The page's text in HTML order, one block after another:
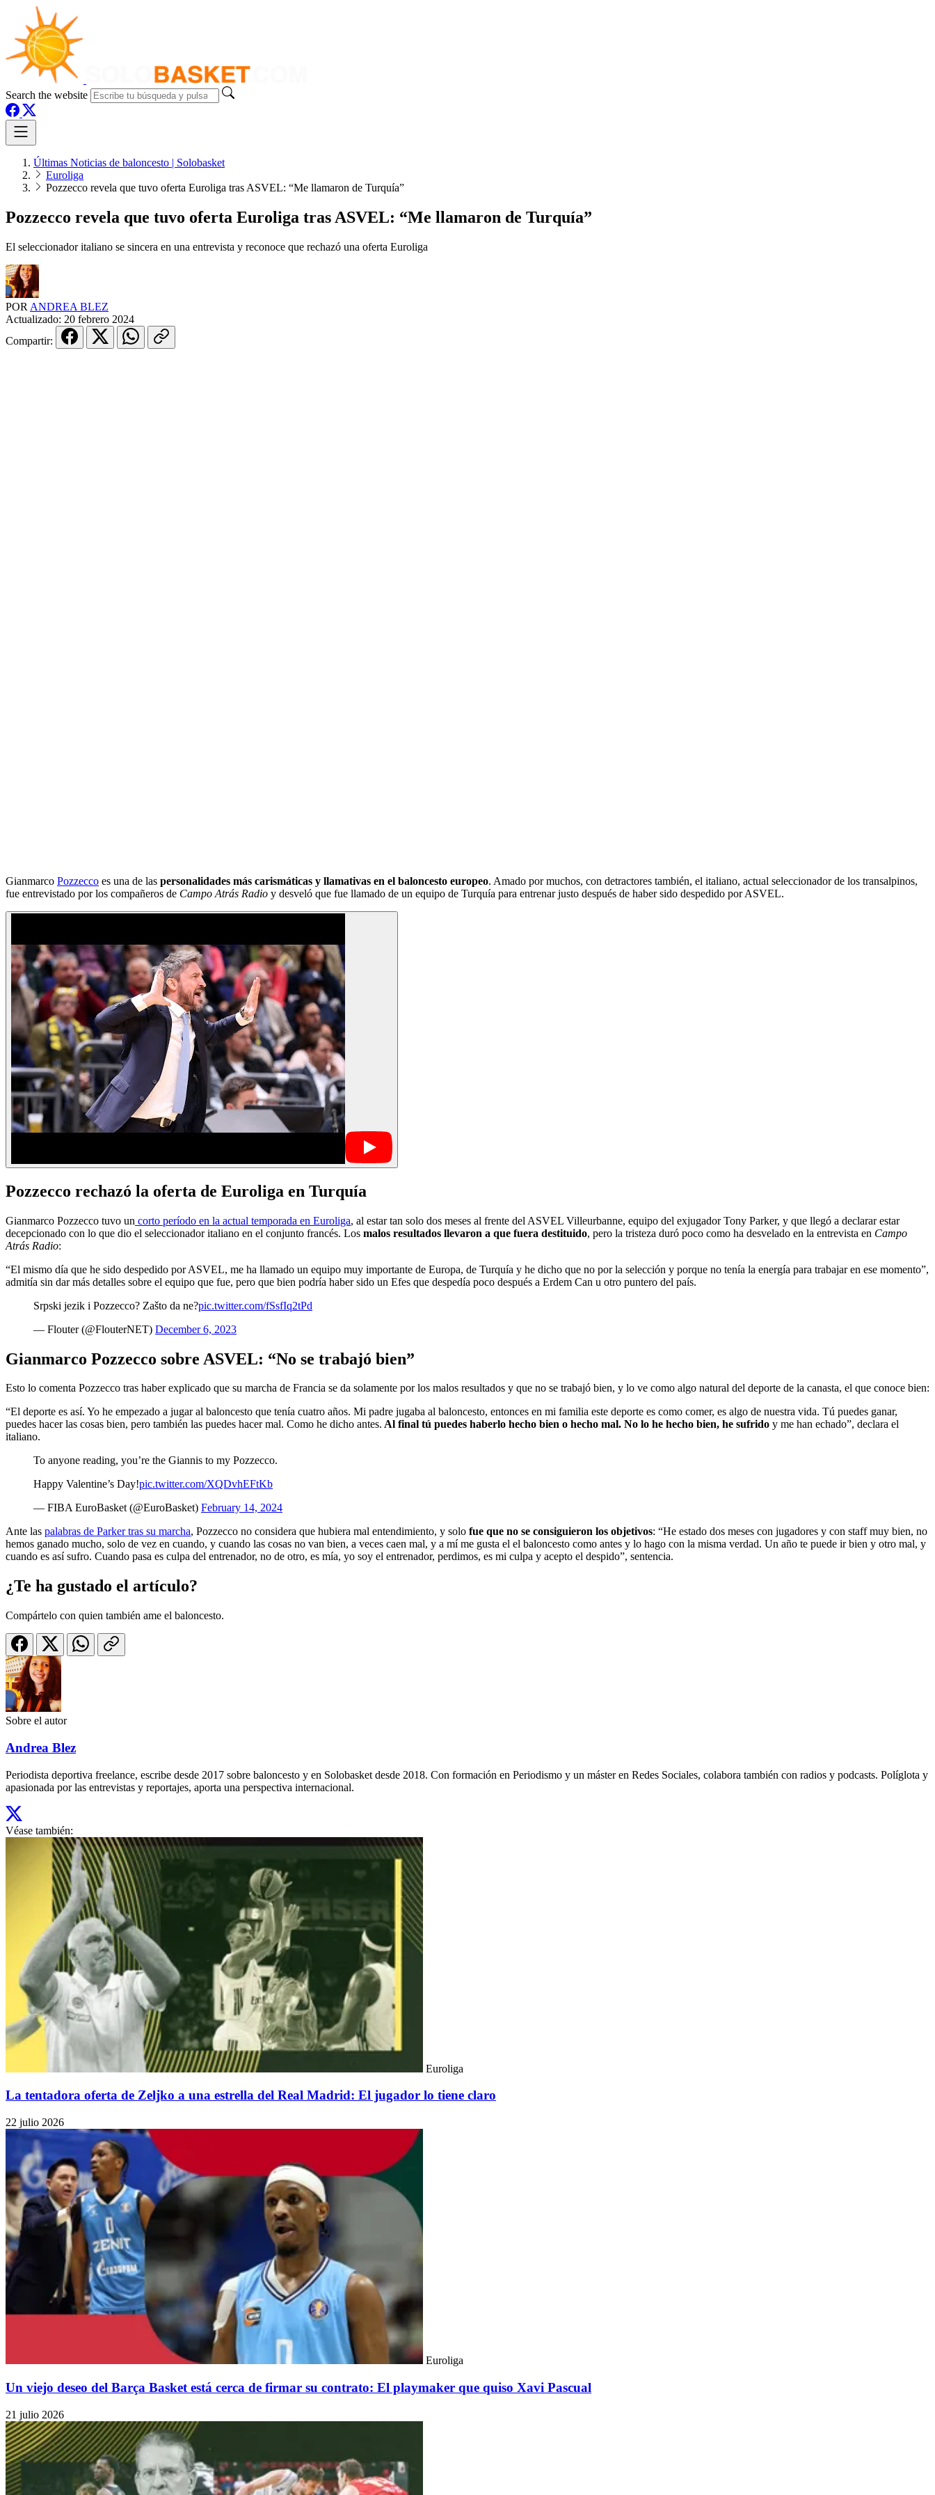
Search the website
Últimas Noticias de baloncesto | Solobasket
Euroliga
Pozzecco revela que tuvo oferta Euroliga tras ASVEL: “Me llamaron de Turquía”
Pozzecco revela que tuvo oferta Euroliga tras ASVEL: “Me llamaron de Turquía”
El seleccionador italiano se sincera en una entrevista y reconoce que rechazó una oferta Euroliga
POR ANDREA BLEZ
Actualizado: 20 febrero 2024
Compartir:
Gianmarco Pozzecco es una de las personalidades más carismáticas y llamativas en el baloncesto europeo. Amado por muchos, con detractores también, el italiano, actual seleccionador de los transalpinos,
fue entrevistado por los compañeros de Campo Atrás Radio y desveló que fue llamado de un equipo de Turquía para entrenar justo después de haber sido despedido por ASVEL.
Pozzecco rechazó la oferta de Euroliga en Turquía
Gianmarco Pozzecco tuvo un corto período en la actual temporada en Euroliga, al estar tan solo dos meses al frente del ASVEL Villeurbanne, equipo del exjugador Tony Parker, y que llegó a declarar estar
decepcionado con lo que dio el seleccionador italiano en el conjunto francés. Los malos resultados llevaron a que fuera destituido, pero la tristeza duró poco como ha desvelado en la entrevista en Campo
Atrás Radio:
“El mismo día que he sido despedido por ASVEL, me ha llamado un equipo muy importante de Europa, de Turquía y he dicho que no por la selección y porque no tenía la energía para trabajar en ese momento”,
admitía sin dar más detalles sobre el equipo que fue, pero que bien podría haber sido un Efes que despedía poco después a Erdem Can u otro puntero del país.
Srpski jezik i Pozzecco? Zašto da ne?pic.twitter.com/fSsfIq2tPd
— Flouter (@FlouterNET) December 6, 2023
Gianmarco Pozzecco sobre ASVEL: “No se trabajó bien”
Esto lo comenta Pozzecco tras haber explicado que su marcha de Francia se da solamente por los malos resultados y que no se trabajó bien, y lo ve como algo natural del deporte de la canasta, el que conoce bien:
“El deporte es así. Yo he empezado a jugar al baloncesto que tenía cuatro años. Mi padre jugaba al baloncesto, entonces en mi familia este deporte es como comer, es algo de nuestra vida. Tú puedes ganar,
puedes hacer las cosas bien, pero también las puedes hacer mal. Como he dicho antes. Al final tú puedes haberlo hecho bien o hecho mal. No lo he hecho bien, he sufrido y me han echado”, declara el
italiano.
To anyone reading, you’re the Giannis to my Pozzecco.
Happy Valentine’s Day!pic.twitter.com/XQDvhEFtKb
— FIBA EuroBasket (@EuroBasket) February 14, 2024
Ante las palabras de Parker tras su marcha, Pozzecco no considera que hubiera mal entendimiento, y solo fue que no se consiguieron los objetivos: “He estado dos meses con jugadores y con staff muy bien, no
hemos ganado mucho, solo de vez en cuando, y cuando las cosas no van bien, a veces caen mal, y a mí me gusta el el baloncesto como antes y lo hago con la misma verdad. Un año te puede ir bien y otro mal, y
cuando es así sufro. Cuando pasa es culpa del entrenador, no de otro, es mía, yo soy el entrenador, perdimos, es mi culpa y acepto el despido”, sentencia.
¿Te ha gustado el artículo?
Compártelo con quien también ame el baloncesto.
Sobre el autor
Andrea Blez
Periodista deportiva freelance, escribe desde 2017 sobre baloncesto y en Solobasket desde 2018. Con formación en Periodismo y un máster en Redes Sociales, colabora también con radios y podcasts. Políglota y
apasionada por las entrevistas y reportajes, aporta una perspectiva internacional.
Véase también:
Euroliga
La tentadora oferta de Zeljko a una estrella del Real Madrid: El jugador lo tiene claro
22 julio 2026
Euroliga
Un viejo deseo del Barça Basket está cerca de firmar su contrato: El playmaker que quiso Xavi Pascual
21 julio 2026